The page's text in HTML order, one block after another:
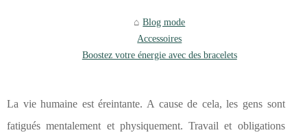
Blog mode
Accessoires
Boostez votre énergie avec des bracelets
La vie humaine est éreintante. A cause de cela, les gens sont
fatigués mentalement et physiquement. Travail et obligations